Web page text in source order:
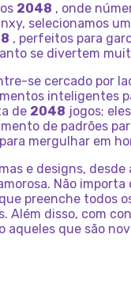
2048 , onde
selecionamos
, perfeitos para
se divertem
se cercado por
inteligentes
de 2048 jogos;
de padrões
mergulhar em
e designs,
Não importa
preenche todos
Além disso, com
que são